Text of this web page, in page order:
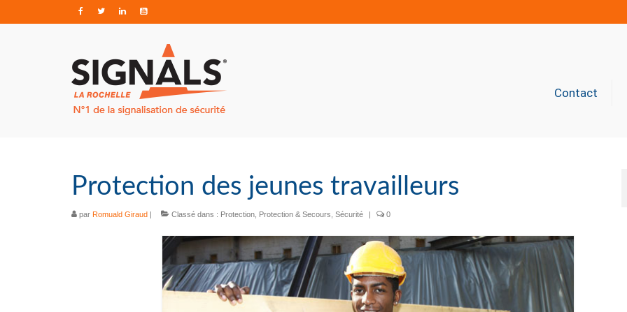
Contact
Protection des jeunes travailleurs
par Romuald Giraud | Classé dans : Protection Protection & Secours Sécurité | 0